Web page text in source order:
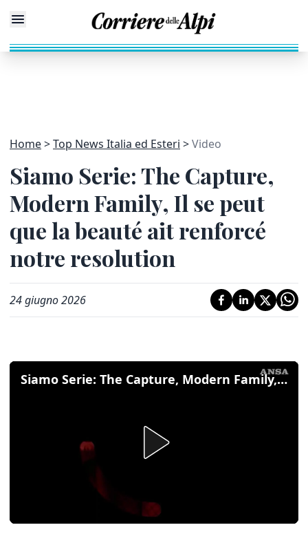
Home Top News Italia ed Esteri Video
Siamo Serie: The Capture,
Modern Family, Il se peut
que la beauté ait renforcé
notre resolution
24 giugno 2026
Siamo Serie: The Capture, Modern Family, Il se peut que la beauté ait renforcé notre resolution